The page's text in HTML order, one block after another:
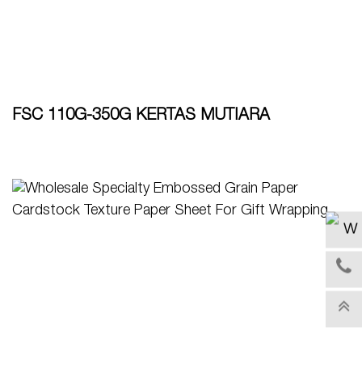
FSC 110G-350G KERTAS MUTIARA